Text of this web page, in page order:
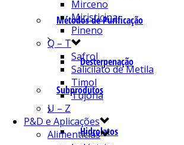
Métodos de Purificação
Desterpenação
Subprodutos
Hidrolatos
Mirceno
Miristicina
Pineno
Q – T
Safrol
Salicilato de Metila
Timol
Tujona
U – Z
P&D e Aplicações
Alimentícias